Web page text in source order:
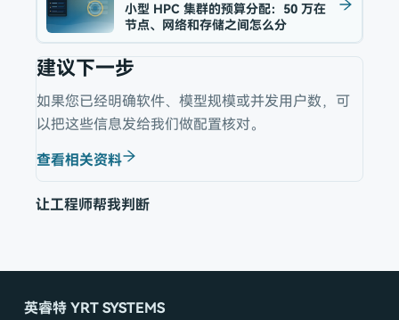
小型 HPC 集群的预算分配：50 万在
节点、网络和存储之间怎么分
建议下一步
如果您已经明确软件、模型规模或并发用户数，可
以把这些信息发给我们做配置核对。
查看相关资料
让工程师帮我判断
英睿特 YRT SYSTEMS